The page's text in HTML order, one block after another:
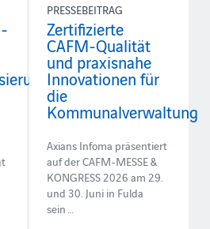
PRESSEBEITRAG
Zertifizierte
CAFM-Qualität
und praxisnahe
Innovationen für
die
Kommunalverwaltung
Axians Infoma präsentiert
auf der CAFM-MESSE &
KONGRESS 2026 am 29.
und 30. Juni in Fulda
sein …